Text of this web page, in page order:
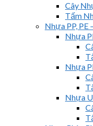
Cây
Tấm
Nhựa PP,
Nhựa
Nhựa
Nhựa